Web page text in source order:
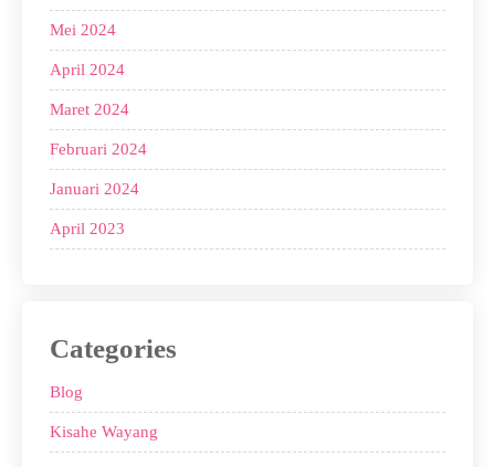
Mei 2024
April 2024
Maret 2024
Februari 2024
Januari 2024
April 2023
Categories
Blog
Kisahe Wayang